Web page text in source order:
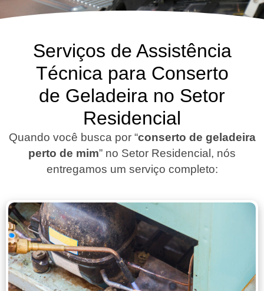
Serviços de Assistência
Técnica para Conserto
de Geladeira no Setor
Residencial
Quando você busca por “conserto de geladeira
perto de mim” no Setor Residencial, nós
entregamos um serviço completo: